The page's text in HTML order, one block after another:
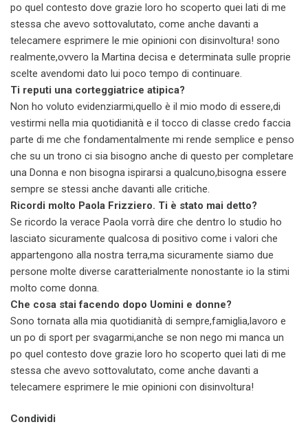
po quel contesto dove grazie loro ho scoperto quei lati di me
stessa che avevo sottovalutato, come anche davanti a
telecamere esprimere le mie opinioni con disinvoltura! sono
realmente,ovvero la Martina decisa e determinata sulle proprie
scelte avendomi dato lui poco tempo di continuare.
Ti reputi una corteggiatrice atipica?
Non ho voluto evidenziarmi,quello è il mio modo di essere,di
vestirmi nella mia quotidianità e il tocco di classe credo faccia
parte di me che fondamentalmente mi rende semplice e penso
che su un trono ci sia bisogno anche di questo per completare
una Donna e non bisogna ispirarsi a qualcuno,bisogna essere
sempre se stessi anche davanti alle critiche.
Ricordi molto Paola Frizziero. Ti è stato mai detto?
Se ricordo la verace Paola vorrà dire che dentro lo studio ho
lasciato sicuramente qualcosa di positivo come i valori che
appartengono alla nostra terra,ma sicuramente siamo due
persone molte diverse caratterialmente nonostante io la stimi
molto come donna.
Che cosa stai facendo dopo Uomini e donne?
Sono tornata alla mia quotidianità di sempre,famiglia,lavoro e
un po di sport per svagarmi,anche se non nego mi manca un
po quel contesto dove grazie loro ho scoperto quei lati di me
stessa che avevo sottovalutato, come anche davanti a
telecamere esprimere le mie opinioni con disinvoltura!
Condividi